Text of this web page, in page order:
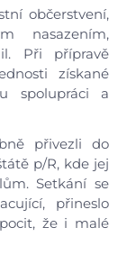
občerstvení,
nasazením,
Při přípravě
získané
spolupráci a
přivezli do
p/R, kde jej
Setkání se
přineslo
že i malé